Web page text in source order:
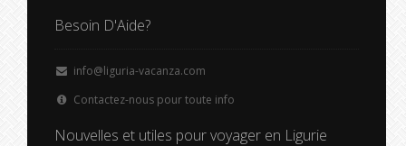
Besoin D'Aide?
info@liguria-vacanza.com
Contactez-nous pour toute info
Nouvelles et utiles pour voyager en Ligurie